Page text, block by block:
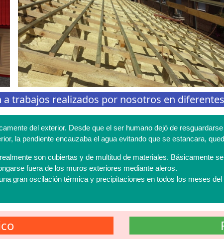
trabajos realizados por nosotros en
del exterior. Desde que el ser humano dejó de
la pendiente encauzaba el agua evitando que se estancara,
son cubiertas y de multitud de materiales. Básicamente
fuera de los muros exteriores mediante aleros.
gran oscilación térmica y precipitaciones en todos los meses del